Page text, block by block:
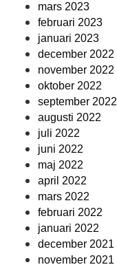
mars 2023
februari 2023
januari 2023
december 2022
november 2022
oktober 2022
september 2022
augusti 2022
juli 2022
juni 2022
maj 2022
april 2022
mars 2022
februari 2022
januari 2022
december 2021
november 2021